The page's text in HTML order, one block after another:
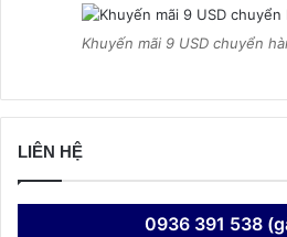
Khuyến mãi 9 USD chuyển
LIÊN HỆ
0936 391 538